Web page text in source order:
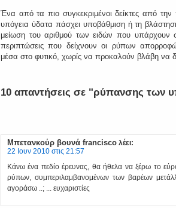
Ένα από τα πιο συγκεκριμένοι δείκτες από
υπόγεια ύδατα πάσχει υποβάθμιση ή τη
μείωση του αριθμού των ειδών που υπάρχουν
περιπτώσεις που δείχνουν οι ρύπων
μέσα στο φυτικό, χωρίς να προκαλούν βλάβη να
10 απαντήσεις σε "ρύπανσης των
Μπετανκούρ βουνά francisco λέει:
22 Ιουν 2010 στις 21:57
Κάνω ένα πεδίο έρευνας, θα ήθελα να ξέρω το
ρύπων, συμπεριλαμβανομένων των βαρέων
αγοράσω ..; ... ευχαριστίες